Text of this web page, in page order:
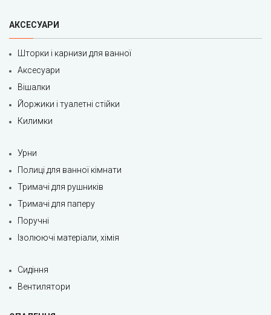
АКСЕСУАРИ
Шторки і карнизи для ванної
Аксесуари
Вішалки
Йоржики і туалетні стійки
Килимки
Урни
Полиці для ванної кімнати
Тримачі для рушників
Тримачі для паперу
Поручні
Ізолюючі матеріали, хімія
Сидіння
Вентилятори